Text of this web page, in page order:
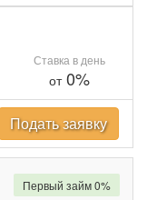
Ставка в день
от0%
Подать заявку
Первый займ 0%